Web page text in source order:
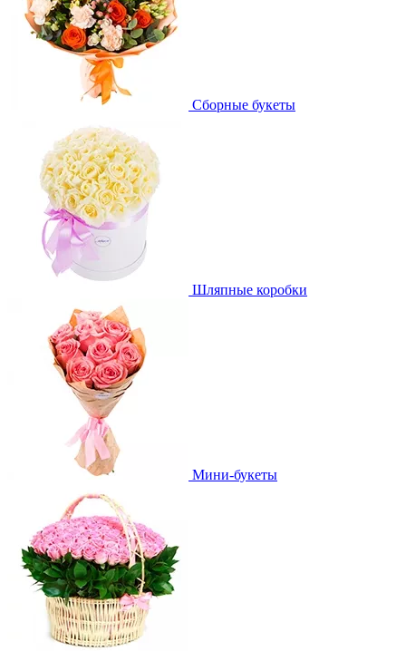
Сборные букеты
Шляпные коробки
Мини-букеты